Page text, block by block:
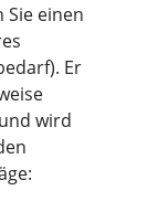
Sie einen
Er
wird